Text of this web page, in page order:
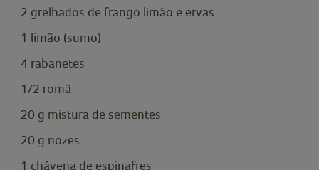
2 grelhados de frango limão e ervas
1 limão (sumo)
4 rabanetes
1/2 romã
20 g mistura de sementes
20 g nozes
1 chávena de espinafres